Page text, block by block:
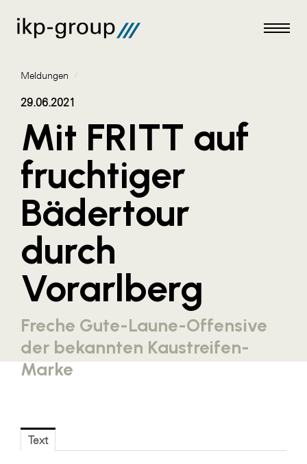
Meldungen
AKTUELLES
ACO
ALEX Krems
Amazon Web Services
Artweger
AustroCel Hallein
Blaguss
Bundesverband Sonnenschutztechnik
Cineplexx
Darbo
Meldungen /
29.06.2021
Mit FRITT auf
fruchtiger
Bädertour
durch
Vorarlberg
Freche Gute-Laune-Offensive
der bekannten Kaustreifen-
Marke
Text